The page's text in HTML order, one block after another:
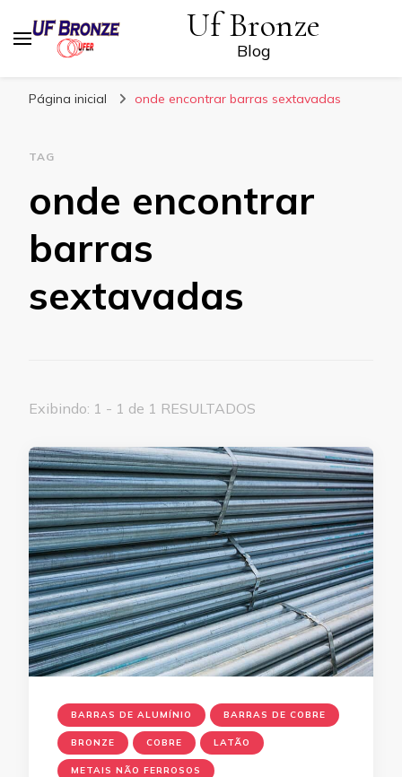
Uf Bronze
Blog
Página inicial onde encontrar barras sextavadas
TAG
onde encontrar
barras
sextavadas
Exibindo: 1 - 1 de 1 RESULTADOS
BARRAS DE ALUMÍNIO BARRAS DE COBRE
BRONZE COBRE LATÃO
METAIS NÃO FERROSOS